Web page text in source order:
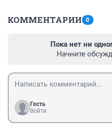
КОММЕНТАРИИ 0
Пока нет ни
Начните
Гость
Войти